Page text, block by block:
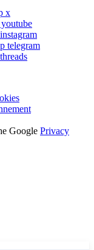
x
telegram
Google Privacy